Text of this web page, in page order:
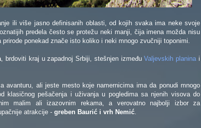
ili više jasno definisanih oblasti, od kojih svaka ima neke svoje
predela često se protežu neki manji, čija imena možda nisu
ponekad znače isto koliko i neki mnogo zvučniji toponimi.
, brdoviti kraj u zapadnoj Srbiji, stešnjen izmeđuValjevskih planina i
avanturu, ali jeste mesto koje namernicima ima da ponudi mnogo
klasičnog pešačenja i uživanja u pogledima sa njenih visova do
malim ali izazovnim rekama, a verovatno najbolji izbor za
atrakcije - greben Baurić i vrh Nemić.